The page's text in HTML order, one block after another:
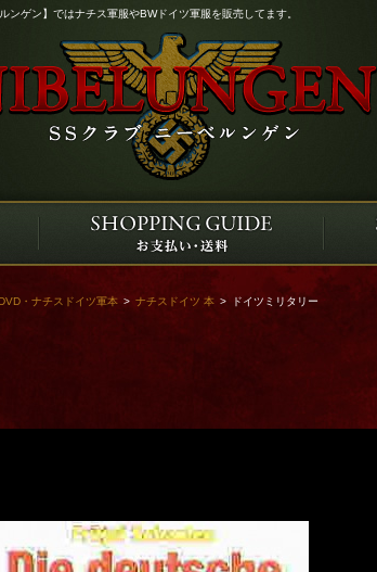
・ナチスドイツ軍本 > ナチスドイツ 本 > ドイツミリタリー
ゲン】ではナチス軍服やBWドイツ軍服を販売してます。